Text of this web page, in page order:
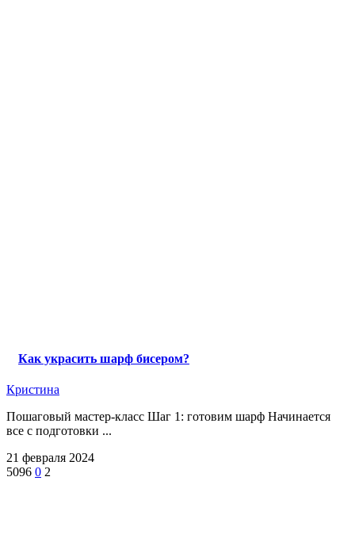
Как украсить шарф бисером?
Кристина
Пошаговый мастер-класс Шаг 1: готовим шарф Начинается
все с подготовки ...
21 февраля 2024
5096 0 2